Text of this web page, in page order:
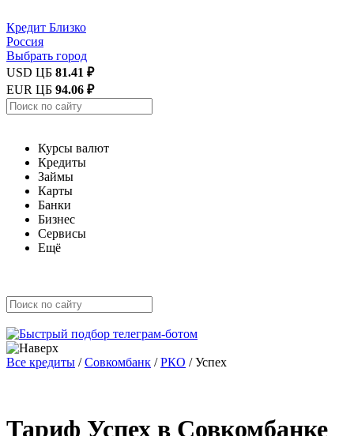
Кредит Близко
Россия
Выбрать город
USD ЦБ 81.41 ₽
EUR ЦБ 94.06 ₽
Курсы валют
Кредиты
Займы
Карты
Банки
Бизнес
Сервисы
Ещё
Все кредиты /Совкомбанк /РКО /Успех
Тариф Успех в Совкомбанке